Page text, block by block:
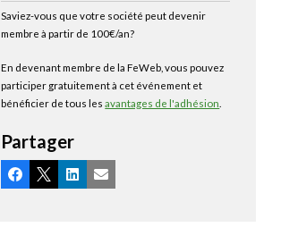
Saviez-vous que votre société peut devenir
membre à partir de 100€/an?
En devenant membre de la FeWeb, vous pouvez
participer gratuitement à cet événement et
bénéficier de tous lesavantages de l'adhésion
Partager
Facebook
X LinkedIn
Email